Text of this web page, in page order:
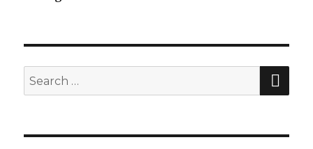
Search
for: